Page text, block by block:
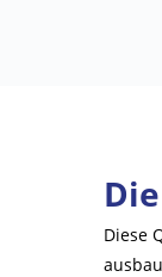
Diese